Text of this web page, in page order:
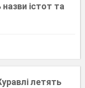
істот та
летять